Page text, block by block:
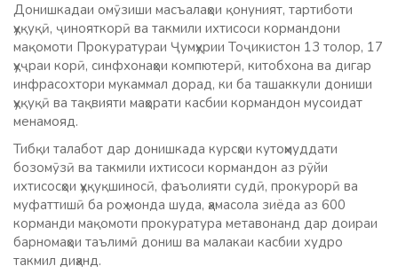
Донишкадаи омӯзиши масъалаҳои қонуният, тартиботи
ҳуқуқӣ, ҷинояткорӣ ва такмили ихтисоси кормандони
мақомоти Прокуратураи Ҷумҳурии Тоҷикистон 13 толор, 17
ҳуҷраи корӣ, синфхонаҳои компютерӣ, китобхона ва дигар
инфрасохтори мукаммал дорад, ки ба ташаккули дониши
ҳуқуқӣ ва тақвияти маҳорати касбии кормандон мусоидат
менамояд.
Тибқи талабот дар донишкада курсҳои кутоҳмуддати
бозомӯзӣ ва такмили ихтисоси кормандон аз рӯйи
ихтисосҳои ҳуқуқшиносӣ, фаъолияти судӣ, прокурорӣ ва
муфаттишӣ ба роҳ монда шуда, ҳамасола зиёда аз 600
корманди мақомоти прокуратура метавонанд дар доираи
барномаҳои таълимӣ дониш ва малакаи касбии худро
такмил диҳанд.